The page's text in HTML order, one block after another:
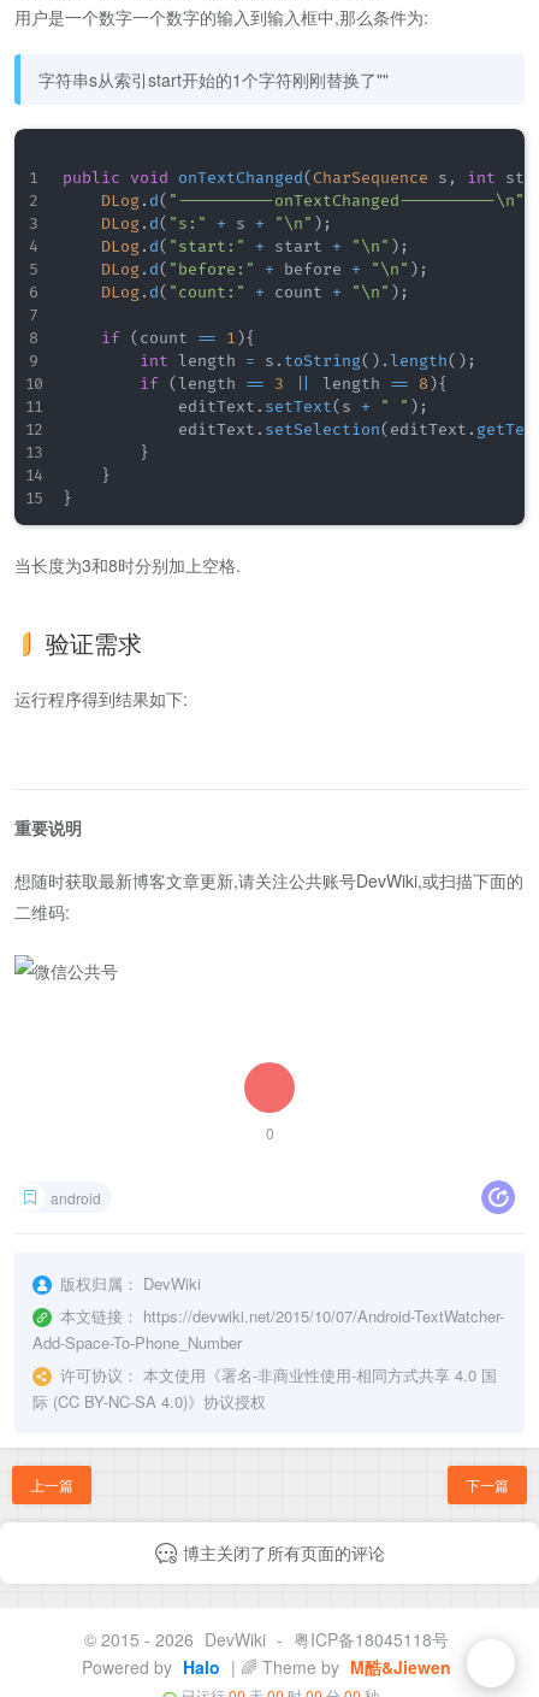
用户是一个数字一个数字的输入到输入框中,那么条件为:
字符串s从索引start开始的1个字符刚刚替换了""
public void onTextChanged( CharSequence s , int
DLog. d( "----------onTextChanged----------\n"
DLog. d( "s:" + s + "\n" ) ;
DLog. d( "start:" + start + "\n" ) ;
DLog. d( "before:" + before + "\n" ) ;
DLog. d( "count:" + count + "\n" ) ;
if ( count == 1 ){
int length = s . toString( ) .length( ) ;
if (length == 3 length == 8 ){
            editText
. setText( s + " " ) ;
            editText
. setSelection( editText .
}
}
}
当长度为3和8时分别加上空格.
验证需求
运行程序得到结果如下:
重要说明
想随时获取最新博客文章更新,请关注公共账号DevWiki,或扫描下面的
二维码:
0
android
版权归属： DevWiki
本文链接： https://devwiki.net/2015/10/07/Android-TextWatcher-
Add-Space-To-Phone_Number
许可协议： 本文使用《署名-非商业性使用-相同方式共享 4.0 国
际 (CC BY-NC-SA 4.0)》协议授权
上一篇 下一篇
博主关闭了所有页面的评论
© 2015 - 2026 DevWiki - 粤ICP备18045118号
Powered by Halo | 🌈 Theme by M酷&Jiewen